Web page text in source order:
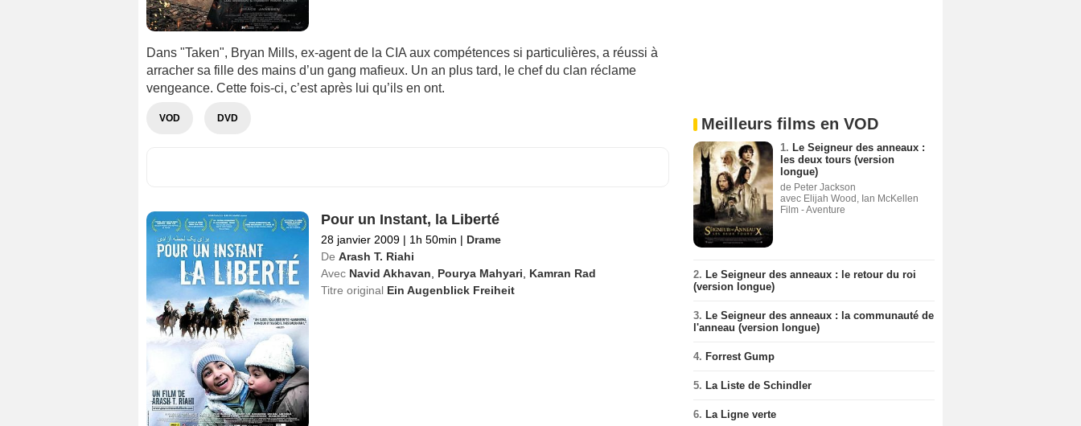
Dans "Taken", Bryan Mills, ex-agent de la CIA aux compétences si particulières, a réussi à
arracher sa fille des mains d’un gang mafieux. Un an plus tard, le chef du clan réclame
vengeance. Cette fois-ci, c’est après lui qu’ils en ont.
VOD DVD
Pour un Instant, la Liberté
28 janvier 2009 | 1h 50min | Drame
De Arash T. Riahi
Avec Navid Akhavan Pourya Mahyari
Kamran Rad
Titre original Ein Augenblick Freiheit
Meilleurs films en VOD
1. Le Seigneur des anneaux :
les deux tours (version
longue)
de Peter Jackson
avec Elijah Wood, Ian McKellen
Film - Aventure
2. Le Seigneur des anneaux : le retour du roi
(version longue)
3. Le Seigneur des anneaux : la communauté de
l'anneau (version longue)
4. Forrest Gump
5. La Liste de Schindler
6. La Ligne verte